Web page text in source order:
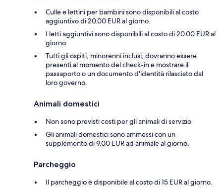
Culle e lettini per bambini sono disponibili al costo
aggiuntivo di 20.00 EUR al giorno.
I letti aggiuntivi sono disponibili al costo di 20.00 EUR al
giorno.
Tutti gli ospiti, minorenni inclusi, dovranno essere
presenti al momento del check-in e mostrare il
passaporto o un documento d'identità rilasciato dal
loro governo.
Animali domestici
Non sono previsti costi per gli animali di servizio
Gli animali domestici sono ammessi con un
supplemento di 9.00 EUR ad animale al giorno.
Parcheggio
Il parcheggio è disponibile al costo di 15 EUR al giorno.